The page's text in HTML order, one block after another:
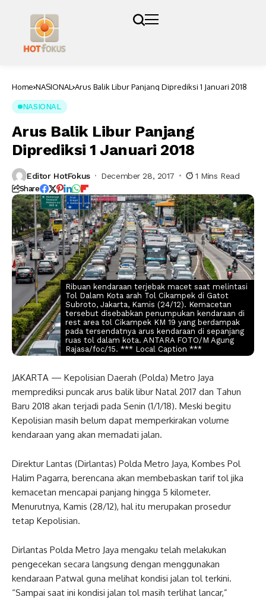
Home NASIONAL Arus Balik Libur Panjang Diprediksi 1 Januari 2018
NASIONAL
Arus Balik Libur Panjang
Diprediksi 1 Januari 2018
Editor HotFokus December 28, 2017 1 Mins Read
Share
Ribuan kendaraan terjebak macet saat melintasi
Tol Dalam Kota arah Tol Cikampek di Gatot
Subroto, Jakarta, Kamis (24/12). Kemacetan
tersebut disebabkan penumpukan kendaraan di
rest area tol Cikampek KM 19 yang berdampak
pada tersendatnya arus kendaraan di sepanjang
ruas tol dalam kota. ANTARA FOTO/M Agung
Rajasa/foc/15. *** Local Caption ***
JAKARTA — Kepolisian Daerah (Polda) Metro Jaya
memprediksi puncak arus balik libur Natal 2017 dan Tahun
Baru 2018 akan terjadi pada Senin (1/1/18). Meski begitu
Kepolisian masih belum dapat memperkirakan volume
kendaraan yang akan memadati jalan.
Direktur Lantas (Dirlantas) Polda Metro Jaya, Kombes Pol
Halim Pagarra, berencana akan membebaskan tarif tol jika
kemacetan mencapai panjang hingga 5 kilometer.
Menurutnya, Kamis (28/12), hal itu merupakan prosedur
tetap Kepolisian.
Dirlantas Polda Metro Jaya mengaku telah melakukan
pengecekan secara langsung dengan menggunakan
kendaraan Patwal guna melihat kondisi jalan tol terkini.
“Sampai saat ini kondisi jalan tol masih terlihat lancar,”